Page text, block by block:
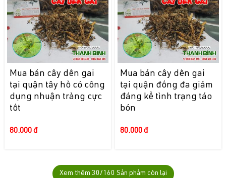
Mua bán cây dền gai
tại quận tây hồ có công
dụng nhuận tràng cực
tốt
80.000 đ
Mua bán cây dền gai
tại quận đống đa giảm
đáng kể tình trạng táo
bón
80.000 đ
Xem thêm 30/160 Sản phẩm còn lại